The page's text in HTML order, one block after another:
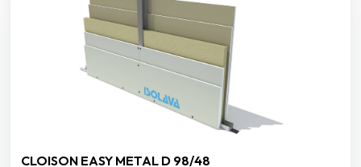
CLOISON EASY METAL D 98/48